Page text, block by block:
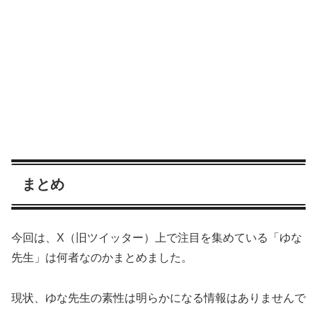
まとめ
今回は、X（旧ツイッター）上で注目を集めている「ゆな
先生」は何者なのかまとめました。
現状、ゆな先生の素性は明らかになる情報はありませんで